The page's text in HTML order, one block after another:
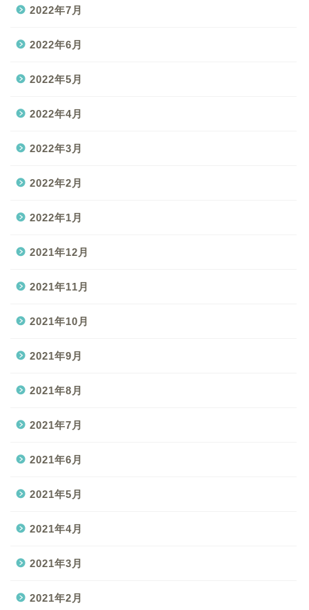
2022年7月
2022年6月
2022年5月
2022年4月
2022年3月
2022年2月
2022年1月
2021年12月
2021年11月
2021年10月
2021年9月
2021年8月
2021年7月
2021年6月
2021年5月
2021年4月
2021年3月
2021年2月